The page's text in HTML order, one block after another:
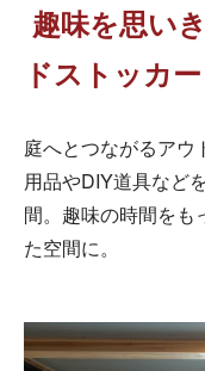
趣味を思い
ドストッカー
庭へとつながるアウ
用品やDIY道具など
間。趣味の時間をも
た空間に。